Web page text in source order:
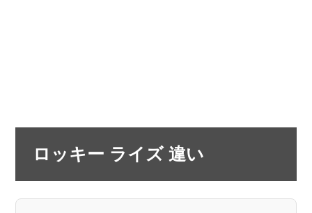
ロッキー ライズ 違い